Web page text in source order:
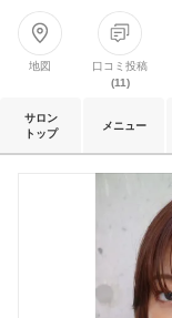
地図
口コミ投稿
(11)
サロン
トップ
メニュー